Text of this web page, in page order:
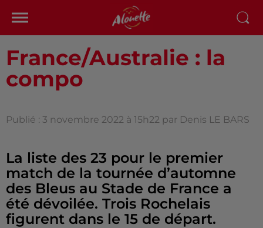
France/Australie : la
compo
Publié : 3 novembre 2022 à 15h22 par Denis LE BARS
La liste des 23 pour le premier
match de la tournée d’automne
des Bleus au Stade de France a
été dévoilée. Trois Rochelais
figurent dans le 15 de départ.